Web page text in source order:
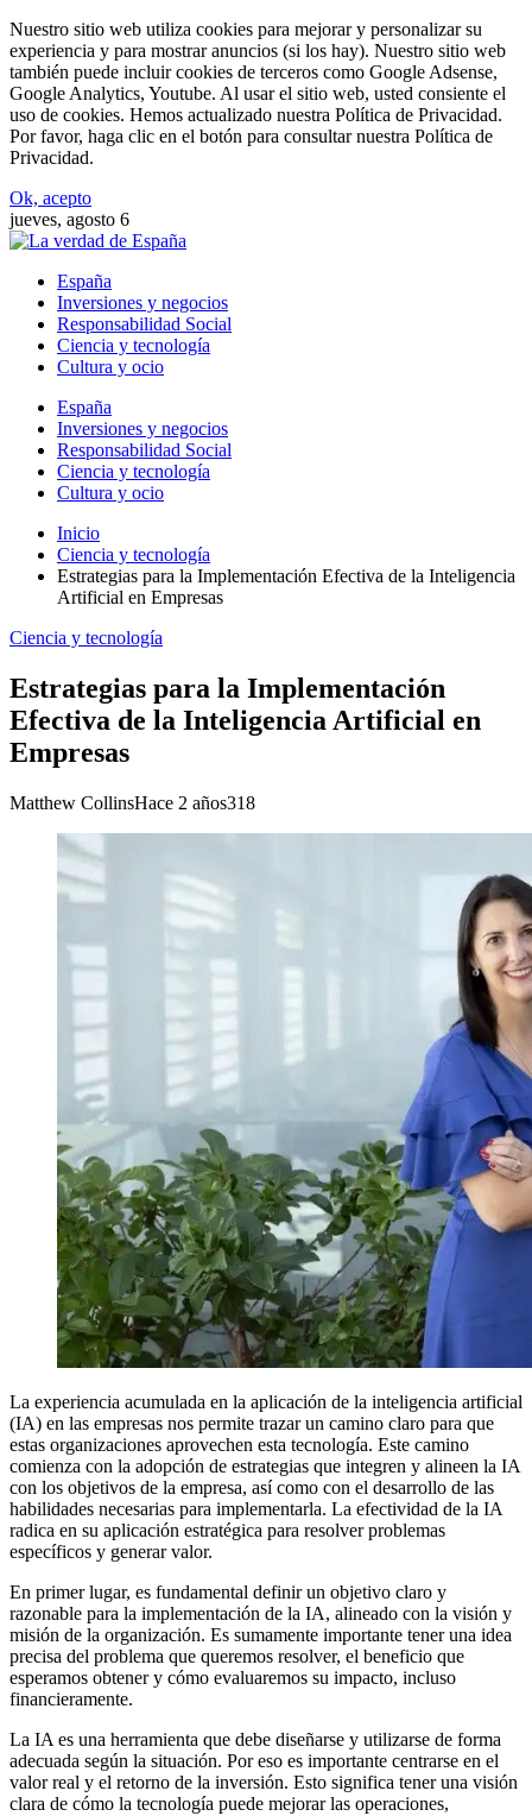
Nuestro sitio web utiliza cookies para mejorar y personalizar su
experiencia y para mostrar anuncios (si los hay). Nuestro sitio web
también puede incluir cookies de terceros como Google Adsense,
Google Analytics, Youtube. Al usar el sitio web, usted consiente el
uso de cookies. Hemos actualizado nuestra Política de Privacidad.
Por favor, haga clic en el botón para consultar nuestra Política de
Privacidad.
Ok, acepto
jueves, agosto 6
España
Inversiones y negocios
Responsabilidad Social
Ciencia y tecnología
Cultura y ocio
España
Inversiones y negocios
Responsabilidad Social
Ciencia y tecnología
Cultura y ocio
Inicio
Ciencia y tecnología
Estrategias para la Implementación Efectiva de la Inteligencia
Artificial en Empresas
Ciencia y tecnología
Estrategias para la Implementación
Efectiva de la Inteligencia Artificial en
Empresas
Matthew CollinsHace 2 años318
La experiencia acumulada en la aplicación de la inteligencia artificial
(IA) en las empresas nos permite trazar un camino claro para que
estas organizaciones aprovechen esta tecnología. Este camino
comienza con la adopción de estrategias que integren y alineen la IA
con los objetivos de la empresa, así como con el desarrollo de las
habilidades necesarias para implementarla. La efectividad de la IA
radica en su aplicación estratégica para resolver problemas
específicos y generar valor.
En primer lugar, es fundamental definir un objetivo claro y
razonable para la implementación de la IA, alineado con la visión y
misión de la organización. Es sumamente importante tener una idea
precisa del problema que queremos resolver, el beneficio que
esperamos obtener y cómo evaluaremos su impacto, incluso
financieramente.
La IA es una herramienta que debe diseñarse y utilizarse de forma
adecuada según la situación. Por eso es importante centrarse en el
valor real y el retorno de la inversión. Esto significa tener una visión
clara de cómo la tecnología puede mejorar las operaciones,